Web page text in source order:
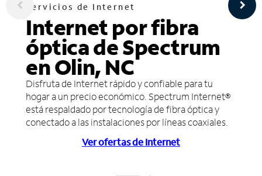
Servicios de Internet
Internet por fibra
óptica de Spectrum
en Olin, NC
Disfruta de Internet rápido y confiable para tu
hogar a un precio económico. Spectrum Internet®
está respaldado por tecnología de fibra óptica y
conectado a las instalaciones por líneas coaxiales.
Ver ofertas de Internet